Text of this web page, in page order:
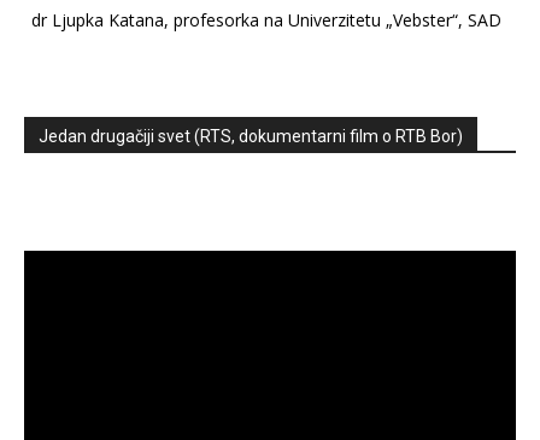
dr Ljupka Katana, profesorka na Univerzitetu „Vebster“, SAD
Jedan drugačiji svet (RTS, dokumentarni film o RTB Bor)